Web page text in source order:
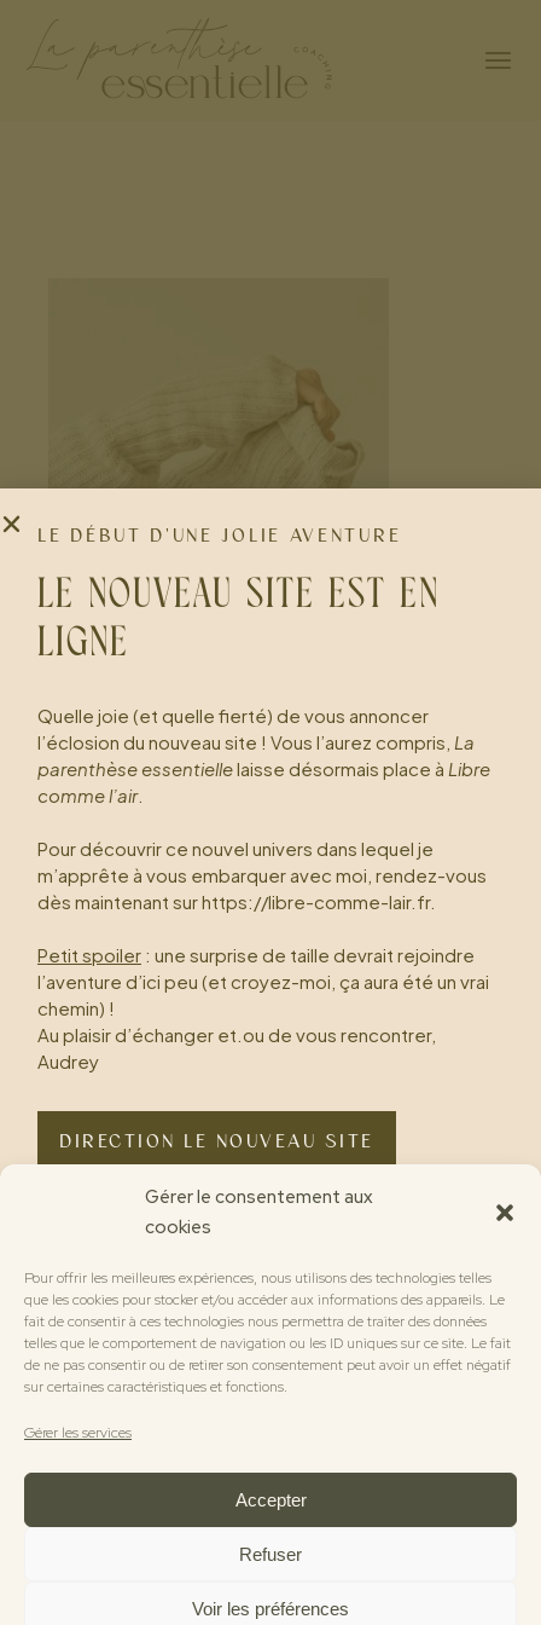
Gérer le consentement aux
cookies
Pour offrir les meilleures expériences, nous utilisons des technologies telles
que les cookies pour stocker et/ou accéder aux informations des appareils. Le
fait de consentir à ces technologies nous permettra de traiter des données
telles que le comportement de navigation ou les ID uniques sur ce site. Le fait
de ne pas consentir ou de retirer son consentement peut avoir un effet négatif
sur certaines caractéristiques et fonctions.
Gérer les services
Accepter
Refuser
Voir les préférences
avril 21, 2023 Relation à l'autre par AV-100222
AGIR EN FAVEUR DE LA RÉSOLUTION DE
Relation à l’autre Agir en faveur de la résolution de
conflit Le conflit est un rapport de force
extrêmement coûteux. Il émerge lorsque nous ne
pouvons agir de manière
lire la suite
Bas-rhin, Alsace | A 40 km au Nord de
Haguenau
ME CONTACTER|A PROPOS|
MENTIONS LÉGALES
LE DÉBUT D'UNE JOLIE AVENTURE
LE NOUVEAU SITE EST EN
LIGNE
Quelle joie (et quelle fierté) de vous annoncer
l’éclosion du nouveau site ! Vous l’aurez compris, La
parenthèse essentiellelaisse désormais place à Libre
comme l’air.
Pour découvrir ce nouvel univers dans lequel je
m’apprête à vous embarquer avec moi, rendez-vous
dès maintenant sur https://libre-comme-lair.fr.
Petit spoiler : une surprise de taille devrait rejoindre
l’aventure d’ici peu (et croyez-moi, ça aura été un vrai
chemin) !
Au plaisir d’échanger et.ou de vous rencontrer,
Audrey
DIRECTION LE NOUVEAU SITE